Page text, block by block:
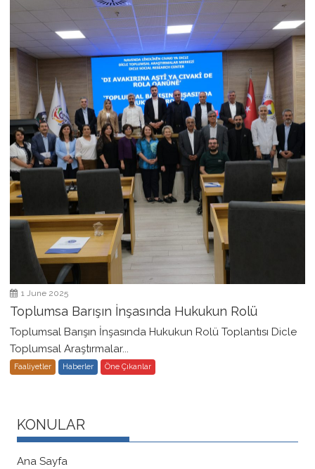
1 June 2025
Toplumsa Barışın İnşasında Hukukun Rolü
Toplumsal Barışın İnşasında Hukukun Rolü Toplantısı Dicle
Toplumsal Araştırmalar...
Faaliyetler Haberler Öne Çıkanlar
KONULAR
Ana Sayfa